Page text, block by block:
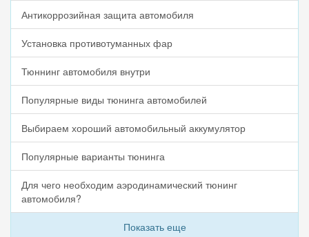
Антикоррозийная защита автомобиля
Установка противотуманных фар
Тюннинг автомобиля внутри
Популярные виды тюнинга автомобилей
Выбираем хороший автомобильный аккумулятор
Популярные варианты тюнинга
Для чего необходим аэродинамический тюнинг
автомобиля?
Показать еще